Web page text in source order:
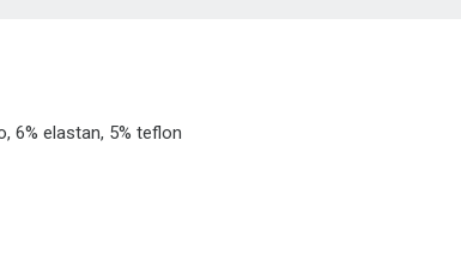
6% elastan, 5% teflon